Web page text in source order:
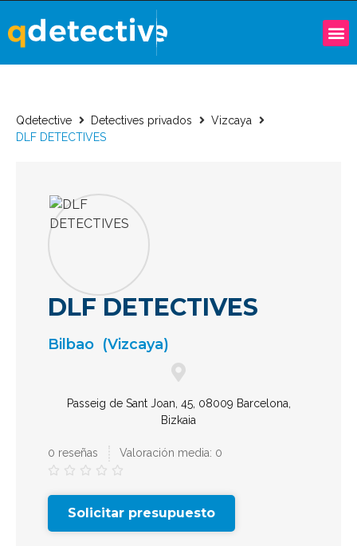
Qdetective Detectives privados
Vizcaya
DLF DETECTIVES
DLF DETECTIVES
Bilbao (Vizcaya)
Passeig de Sant Joan, 45, 08009 Barcelona,
Bizkaia
0 reseñas Valoración media: 0
    
Solicitar presupuesto